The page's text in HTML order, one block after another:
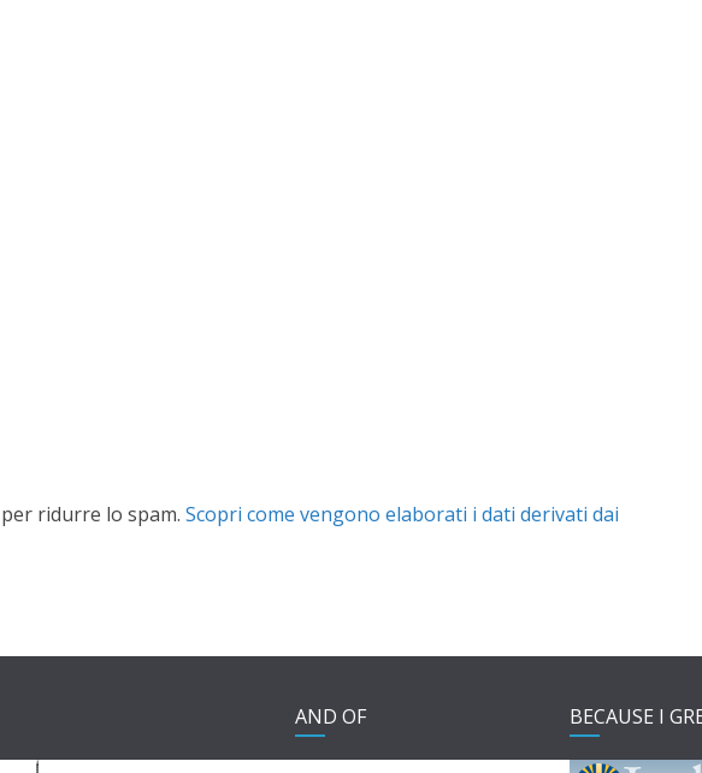
ridurre lo spam. Scopri come vengono elaborati i dati derivati dai
AND OF BECAUSE I